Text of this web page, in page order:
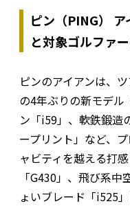
ピン（PING）
と対象ゴルファ
ピンのアイアンは、
の4年ぶりの新モデ
ン「i59」、軟鉄鍛造
ープリント」など、
ャビティを越える打
「G430」、飛び系
ょいブレード「i525